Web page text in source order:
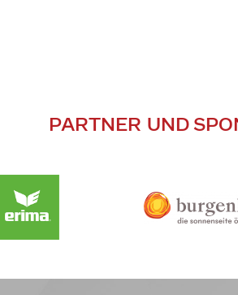
PARTNER UND